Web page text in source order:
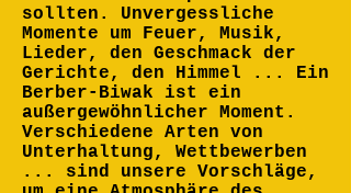
sollten. Unvergessliche
Momente um Feuer, Musik,
Lieder, den Geschmack der
Gerichte, den Himmel ... Ein
Berber-Biwak ist ein
außergewöhnlicher Moment.
Verschiedene Arten von
Unterhaltung, Wettbewerben
... sind unsere Vorschläge,